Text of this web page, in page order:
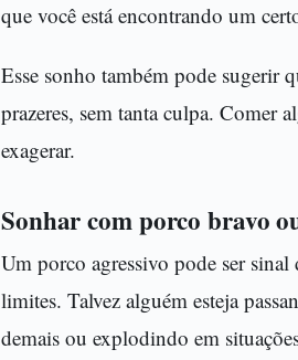
que você está encontrando um
Esse sonho também pode sugerir
prazeres, sem tanta culpa. Comer
exagerar.
Sonhar com porco bravo
Um porco agressivo pode ser
limites. Talvez alguém esteja
demais ou explodindo em